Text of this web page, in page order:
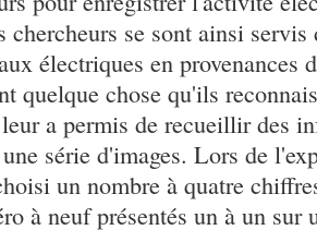
chercheurs se sont ainsi
électriques en provenances
quelque chose qu'ils
a permis de recueillir des
série d'images. Lors de
un nombre à quatre
à neuf présentés un à un sur